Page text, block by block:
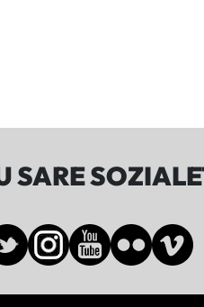
SARE